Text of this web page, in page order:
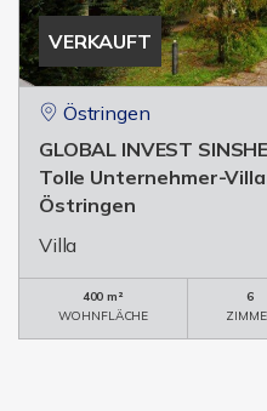
VERKAUFT
Östringen
GLOBAL INVEST
Tolle Unternehmer-
Östringen
Villa
400 m²
WOHNFLÄCHE
6